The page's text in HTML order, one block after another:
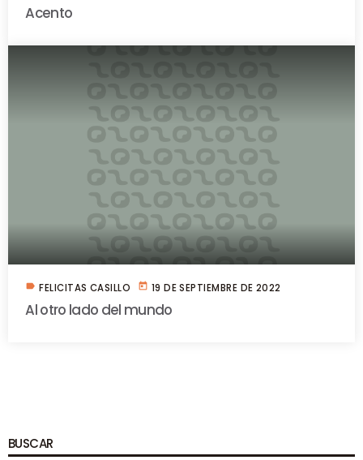
Acento
label FELICITAS CASILLO today 19 DE SEPTIEMBRE DE 2022
Al otro lado del mundo
BUSCAR